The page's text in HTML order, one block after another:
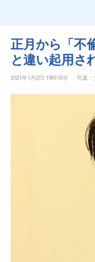
正月から「不
と違い起用さ
2021年1月2日 19時16分
写真：